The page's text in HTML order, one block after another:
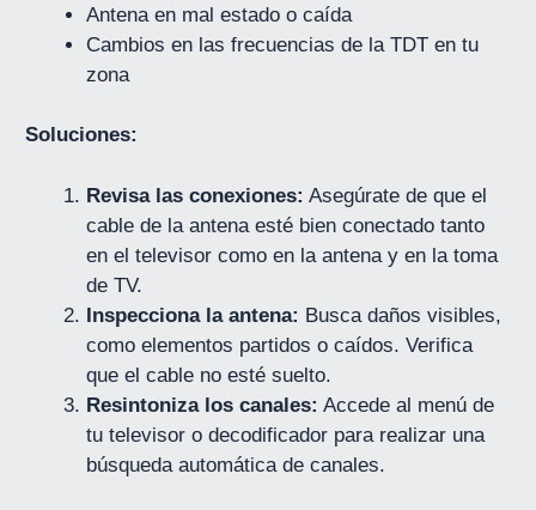
Antena en mal estado o caída
Cambios en las frecuencias de la TDT en tu
zona
Soluciones:
Revisa las conexiones: Asegúrate de que el
cable de la antena esté bien conectado tanto
en el televisor como en la antena y en la toma
de TV.
Inspecciona la antena: Busca daños visibles,
como elementos partidos o caídos. Verifica
que el cable no esté suelto.
Resintoniza los canales: Accede al menú de
tu televisor o decodificador para realizar una
búsqueda automática de canales.